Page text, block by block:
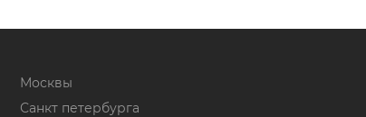
Москвы
Санкт петербурга